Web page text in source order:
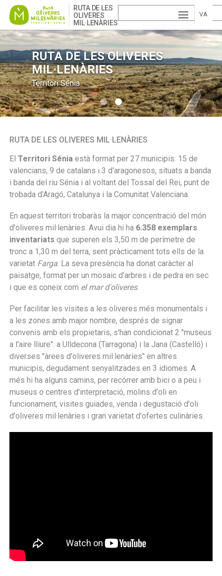
Skip
main
content
RUTA DE LES
OLIVERES
MIL·LENÀRIES
ESP
OL
GLI
SH
VA
LE
À
RUTA DE LES OLIVERES
MIL·LENÀRIES
Territori Sénia
RUTA DE LES OLIVERES
MIL·LENÀRIES
Territori Sénia
RUTA DE LES OLIVERES MIL·LENÀRIES
ElTerritori Sénia està format per 27 municipis: 15 de
valencians, 9 de catalans i 3 d'aragonesos, situats a banda
i banda del riu Sénia i al voltant del Tossal del Rei, punt de
trobada d'Aragó, Catalunya i la Comunitat Valenciana.
En aquest territori trobaràs la major concentració del món
d'oliveres mil·lenàries. Avui dia hi ha 6.358 exemplars
inventariats que superen els 3,50 m de perímetre de
tronc a 1,30 m del terra, sent pràcticament tots ells de la
varietat Farga. La seva presència ha donat caràcter al
paisatge, format per un mosaic d'arbres i de pedra en sec
i que es coneix com el mar d'oliveres.
Per facilitar les visites a les oliveres més monumentals i
a les zones amb major nombre, després de signar
convenis amb els propietaris, s'han condicionat 2 "museus
a l'aire lliure": a Ulldecona (Tarragona) i la Jana (Castelló) i
diverses "àrees d'oliveres mil·lenàries" en altres
municipis, degudament senyalitzades en 3 idiomes. A
més hi ha alguns camins, per recórrer amb bici o a peu i
museus o centres d'interpretació, molins d'oli en
funcionament, visites guiades, venda i degustació d'oli
d'oliveres mil·lenàries i gran varietat d'ofertes culinàries.